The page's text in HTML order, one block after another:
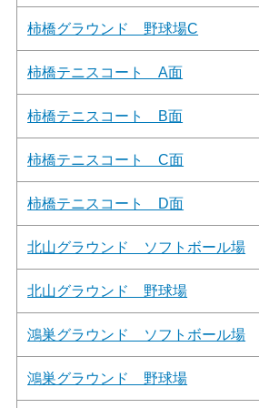
柿橋グラウンド 野球場C
柿橋テニスコート A面
柿橋テニスコート B面
柿橋テニスコート C面
柿橋テニスコート D面
北山グラウンド ソフトボール場
北山グラウンド 野球場
鴻巣グラウンド ソフトボール場
鴻巣グラウンド 野球場